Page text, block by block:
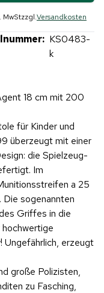
MwStzzgl.Versandkosten
KS0483-
k
18 cm mit 200
für Kinder und
überzeugt mit einer
die Spielzeug-
Im
a 25
sogenannten
Griffes in die
Ungefährlich, erzeugt
große Polizisten,
zu Fasching,